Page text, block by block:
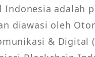
Indonesia adalah
diawasi oleh
& Digital